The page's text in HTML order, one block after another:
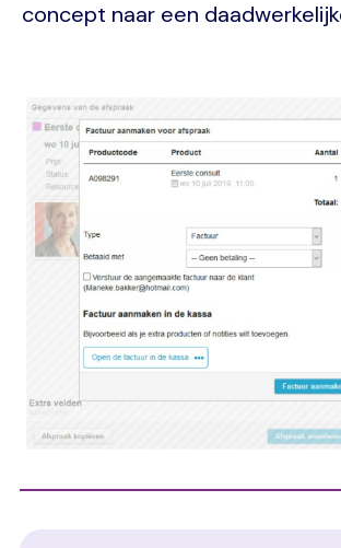
concept naar een
Image